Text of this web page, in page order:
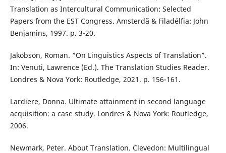
Translation as Intercultural Communication: Selected
Papers from the EST Congress. Amsterdã & Filadélfia: John
Benjamins, 1997. p. 3-20.
Jakobson, Roman. “On Linguistics Aspects of Translation”.
In: Venuti, Lawrence (Ed.). The Translation Studies Reader.
Londres & Nova York: Routledge, 2021. p. 156-161.
Lardiere, Donna. Ultimate attainment in second language
acquisition: a case study. Londres & Nova York: Routledge,
2006.
Newmark, Peter. About Translation. Clevedon: Multilingual